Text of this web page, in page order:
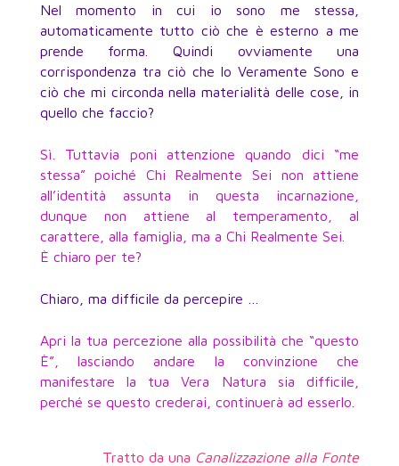
Nel momento in cui io sono me stessa,
automaticamente tutto ciò che è esterno a me
prende forma. Quindi ovviamente una
corrispondenza tra ciò che Io Veramente Sono e
ciò che mi circonda nella materialità delle cose, in
quello che faccio?
Sì. Tuttavia poni attenzione quando dici “me
stessa” poiché Chi Realmente Sei non attiene
all’identità assunta in questa incarnazione,
dunque non attiene al temperamento, al
carattere, alla famiglia, ma a Chi Realmente Sei.
È chiaro per te?
Chiaro, ma difficile da percepire …
Apri la tua percezione alla possibilità che “questo
È”, lasciando andare la convinzione che
manifestare la tua Vera Natura sia difficile,
perché se questo crederai, continuerà ad esserlo.
Tratto da una Canalizzazione alla Fonte